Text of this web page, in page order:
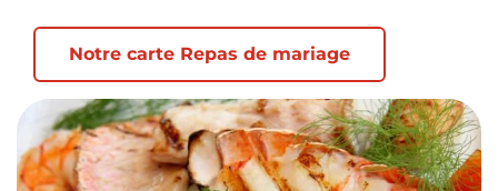
Notre carte Repas de mariage